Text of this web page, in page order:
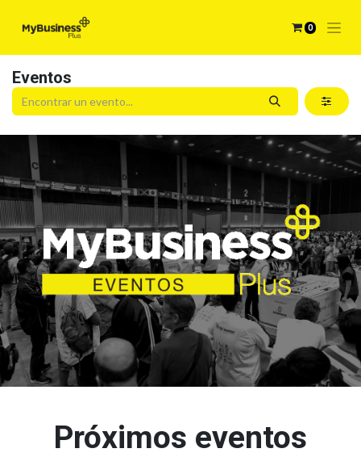
0
Eventos
Próximos eventos